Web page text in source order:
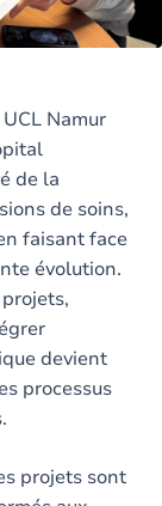
Namur
de la
de soins,
faisant face
évolution.
devient
processus
projets sont